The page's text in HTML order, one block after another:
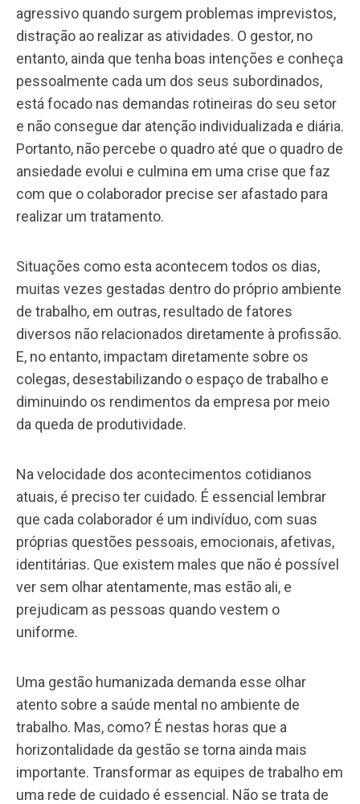
agressivo quando surgem problemas imprevistos,
distração ao realizar as atividades. O gestor, no
entanto, ainda que tenha boas intenções e conheça
pessoalmente cada um dos seus subordinados,
está focado nas demandas rotineiras do seu setor
e não consegue dar atenção individualizada e diária.
Portanto, não percebe o quadro até que o quadro de
ansiedade evolui e culmina em uma crise que faz
com que o colaborador precise ser afastado para
realizar um tratamento.
Situações como esta acontecem todos os dias,
muitas vezes gestadas dentro do próprio ambiente
de trabalho, em outras, resultado de fatores
diversos não relacionados diretamente à profissão.
E, no entanto, impactam diretamente sobre os
colegas, desestabilizando o espaço de trabalho e
diminuindo os rendimentos da empresa por meio
da queda de produtividade.
Na velocidade dos acontecimentos cotidianos
atuais, é preciso ter cuidado. É essencial lembrar
que cada colaborador é um indivíduo, com suas
próprias questões pessoais, emocionais, afetivas,
identitárias. Que existem males que não é possível
ver sem olhar atentamente, mas estão ali, e
prejudicam as pessoas quando vestem o
uniforme.
Uma gestão humanizada demanda esse olhar
atento sobre a saúde mental no ambiente de
trabalho. Mas, como? É nestas horas que a
horizontalidade da gestão se torna ainda mais
importante. Transformar as equipes de trabalho em
uma rede de cuidado é essencial. Não se trata de